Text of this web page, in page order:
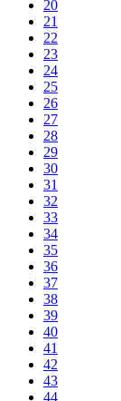
20
21
22
23
24
25
26
27
28
29
30
31
32
33
34
35
36
37
38
39
40
41
42
43
44